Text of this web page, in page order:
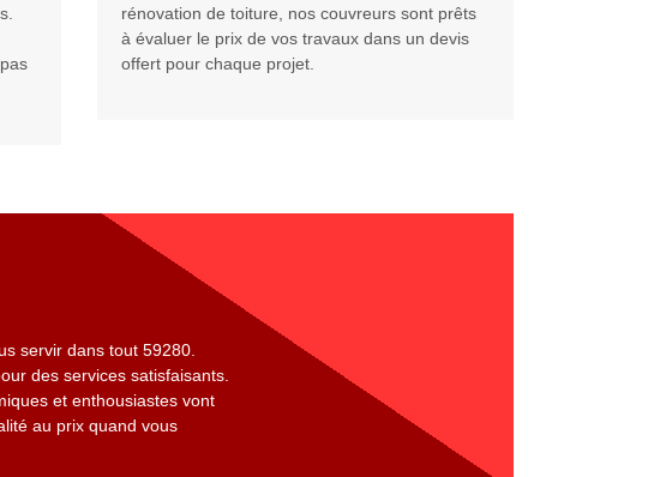
rénovation de toiture, nos couvreurs sont prêts
à évaluer le prix de vos travaux dans un devis
offert pour chaque projet.
servir dans tout 59280.
des services satisfaisants.
et enthousiastes vont
au prix quand vous